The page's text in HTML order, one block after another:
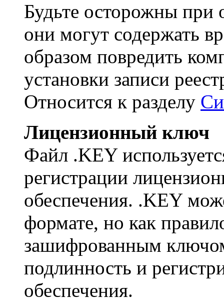
Будьте осторожны при
они могут содержать
образом повредить
установки записи
Относится к разделу
Лицензионный ключ
Файл .KEY
регистрации
обеспечения. .KEY
формате, но как
зашифрованным
подлинность и
обеспечения.